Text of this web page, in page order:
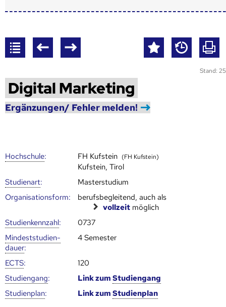
Stand:
Digital Marketing
Ergänzungen/ Fehler melden!
Hoch­schule: FH Kufstein (FH Kufstein)
Kufstein, Tirol
Studienart:
Masterstudium
Organisationsform:
berufsbegleitend, auch als
vollzeit möglich
Studien­kenn­zahl:
0737
Mindest­studien­
dauer:
4 Semester
ECTS:
120
Studien­gang: Link zumStudien­gang
Studien­plan: Link zumStudien­plan